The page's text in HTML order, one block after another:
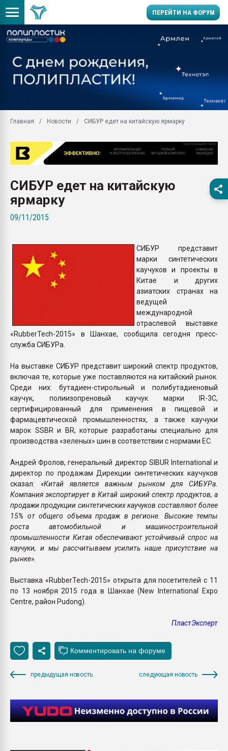
ПЕРЕЙТИ НА ФОРУМ
заводу пластмасс"
Помощь в подборе
Вакуум-формовочные
ближайшее
первый план в
пластмасс
бутылок
ПЕРЕЙТИ НА
Главная Новости СИБУР едет на китайскую ярмарку
СИБУР едет на китайскую
ярмарку
09/11/2015
СИБУР представит
марки синтетических
каучуков и проекты в
Китае и других
азиатских странах на
ведущей
международной
отраслевой выставке
«RubberTech-2015» в Шанхае, сообщила сегодня пресс-
служба СИБУРа.
На выставке СИБУР представит широкий спектр продуктов,
включая те, которые уже поставляются на китайский рынок.
Среди них: бутадиен-стирольный и полибутадиеновый
каучук, полиизопреновый каучук марки IR-3C,
сертифицированный для применения в пищевой и
фармацевтической промышленностях, а также каучуки
марок SSBR и BR, которые разработаны специально для
производства «зеленых» шин в соответствии с нормами ЕС.
Андрей Фролов, генеральный директор SIBUR International и
директор по продажам Дирекции синтетических каучуков
сказал: «Китай является важным рынком для СИБУРа.
Компания экспортирует в Китай широкий спектр продуктов, а
продажи продукции синтетических каучуков составляют более
15% от общего объема продаж в регионе. Высокие темпы
роста автомобильной и машиностроительной
промышленности Китая обеспечивают устойчивый спрос на
каучуки, и мы рассчитываем усилить наше присутствие на
рынке».
Выставка «RubberTech-2015» открыта для посетителей с 11
по 13 ноября 2015 года в Шанхае (New International Expo
Centre, район Pudong).
ПластЭксперт
предыдущая новость следующая новость